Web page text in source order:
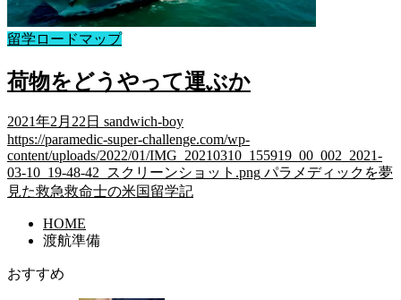
留学ロードマップ
荷物をどうやって運ぶか
2021年2月22日 sandwich-boy
https://paramedic-super-challenge.com/wp-
content/uploads/2022/01/IMG_20210310_155919_00_002_2021-
03-10_19-48-42_スクリーンショット.png パラメディックを夢
見た救急救命士の米国留学記
HOME
渡航準備
おすすめ